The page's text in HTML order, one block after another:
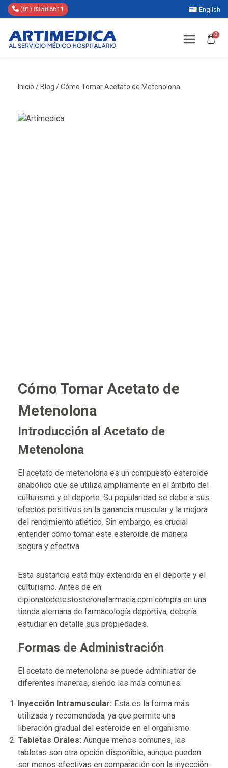
(81) 8358 6611 English
0
Inicio / Blog /Cómo Tomar Acetato de Metenolona
Cómo Tomar Acetato de
Metenolona
Introducción al Acetato de
Metenolona
El acetato de metenolona es un compuesto esteroide
anabólico que se utiliza ampliamente en el ámbito del
culturismo y el deporte. Su popularidad se debe a sus
efectos positivos en la ganancia muscular y la mejora
del rendimiento atlético. Sin embargo, es crucial
entender cómo tomar este esteroide de manera
segura y efectiva.
Esta sustancia está muy extendida en el deporte y el
culturismo. Antes de en
cipionatodetestosteronafarmacia.com compra en una
tienda alemana de farmacología deportiva, debería
estudiar en detalle sus propiedades.
Formas de Administración
El acetato de metenolona se puede administrar de
diferentes maneras, siendo las más comunes:
Inyección Intramuscular: Esta es la forma más
utilizada y recomendada, ya que permite una
liberación gradual del esteroide en el organismo.
Tabletas Orales: Aunque menos comunes, las
tabletas son otra opción disponible, aunque pueden
ser menos efectivas en comparación con la inyección.